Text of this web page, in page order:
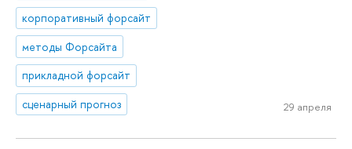
корпоративный форсайт
методы Форсайта
прикладной форсайт
сценарный прогноз
29 апреля